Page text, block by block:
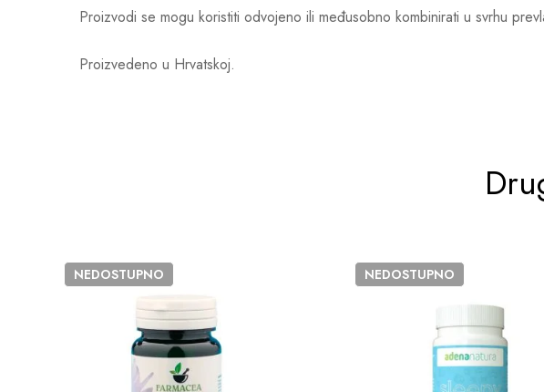
Proizvodi se mogu koristiti odvojeno ili međusobno kombinirati u svrhu
Proizvedeno u Hrvatskoj.
NEDOSTUPNO NEDOSTUPNO